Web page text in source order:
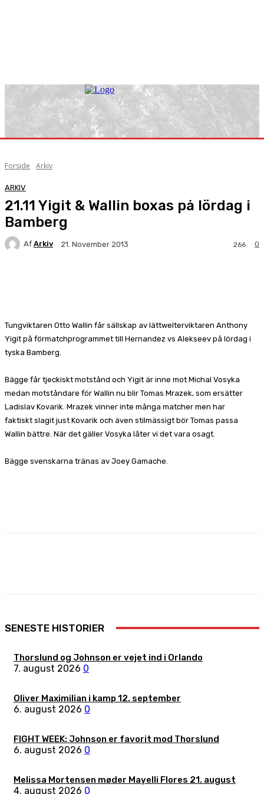
Forside Arkiv
ARKIV
21.11 Yigit & Wallin boxas på lördag i
Bamberg
Af Arkiv 21. November 2013 0
266
Tungviktaren Otto Wallin får sällskap av lättwelterviktaren Anthony
Yigit på förmatchprogrammet till Hernandez vs Alekseev på lördag i
tyska Bamberg.
Bägge får tjeckiskt motstånd och Yigit är inne mot Michal Vosyka
medan motståndare för Wallin nu blir Tomas Mrazek, som ersätter
Ladislav Kovarik. Mrazek vinner inte många matcher men har
faktiskt slagit just Kovarik och även stilmässigt bör Tomas passa
Wallin bättre. När det gäller Vosyka låter vi det vara osagt.
Bägge svenskarna tränas av Joey Gamache.
SENESTE HISTORIER
Thorslund og Johnson er vejet ind i Orlando
7. august 2026 0
Oliver Maximilian i kamp 12. september
6. august 2026 0
FIGHT WEEK: Johnson er favorit mod Thorslund
6. august 2026 0
Melissa Mortensen møder Mayelli Flores 21. august
4. august 2026 0